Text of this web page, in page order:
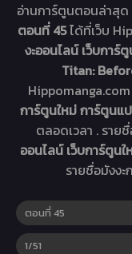
อ่านการ์ตูนตอนล่าสุด
ตอนที่ 45ได้ที่เว็บ
งะออนไลน์ เว็บการ์
Titan:
Hippomanga.com
การ์ตูนใหม่ การ์ตูนแ
ตลอดเวลา . ราย
ออนไลน์ เว็บการ์ตูน
รายชื่อมังงะ